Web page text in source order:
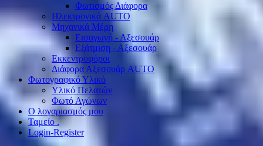
Φωτισμός Διάφορα
Ηλεκτρονικά AUTO
Μηχανικά Μέρη
Εισαγωγή - Αξεσουάρ
Εξάτμιση - Αξεσουάρ
Εκκεντροφόροι
Διάφορα Αξεσουάρ AUTO
Φωτογραφικό Υλικό
Υλικό Πελατών
Φωτό Αγώνων
Ο λογαριασμός μου
Ταμείο .
Login-Register